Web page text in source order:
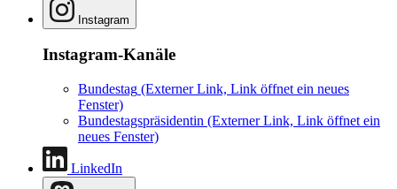
Instagram
Instagram-Kanäle
Bundestag (Externer Link, Link öffnet ein neues
Fenster)
Bundestagspräsidentin (Externer Link, Link öffnet ein
neues Fenster)
LinkedIn